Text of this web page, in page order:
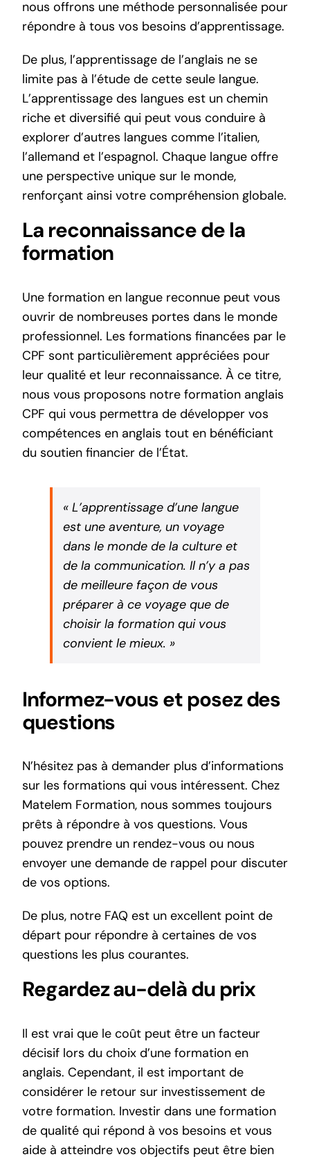
nous offrons une méthode personnaliséepour
répondre à tous vos besoins d’apprentissage.
De plus, l’apprentissage de l’anglais ne se
limite pas à l’étude de cette seule langue.
L’apprentissage des langues est un chemin
riche et diversifié qui peut vous conduire à
explorer d’autres langues comme l’italien,
l’allemand et l’espagnol. Chaque langue offre
une perspective unique sur le monde,
renforçant ainsi votre compréhension globale.
La reconnaissance de la
formation
Une formation en langue reconnue peut vous
ouvrir de nombreuses portes dans le monde
professionnel. Les formations financées par le
CPF sont particulièrement appréciées pour
leur qualité et leur reconnaissance. À ce titre,
nous vous proposons notre formation anglais
CPF qui vous permettra de développer vos
compétences en anglais tout en bénéficiant
du soutien financier de l’État.
« L’apprentissage d’une langue
est une aventure, un voyage
dans le monde de la culture et
de la communication. Il n’y a pas
de meilleure façon de vous
préparer à ce voyage que de
choisir la formation qui vous
convient le mieux. »
Informez-vous et posez des
questions
N’hésitez pas à demander plus d’informations
sur les formations qui vous intéressent. Chez
Matelem Formation, nous sommes toujours
prêts à répondre à vos questions. Vous
pouvez prendre un rendez-vous ou nous
envoyer une demande de rappel pour discuter
de vos options.
De plus, notre FAQ est un excellent point de
départ pour répondre à certaines de vos
questions les plus courantes.
Regardez au-delà du prix
Il est vrai que le coût peut être un facteur
décisif lors du choix d’une formation en
anglais. Cependant, il est important de
considérer le retour sur investissement de
votre formation. Investir dans une formation
de qualité qui répond à vos besoins et vous
aide à atteindre vos objectifs peut être bien